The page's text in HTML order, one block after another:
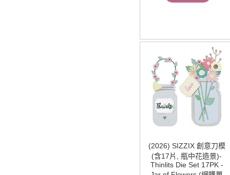
(2026) SIZZIX 創意刀模
(含17片, 瓶中花造景)-
Thinlits Die Set 17PK -